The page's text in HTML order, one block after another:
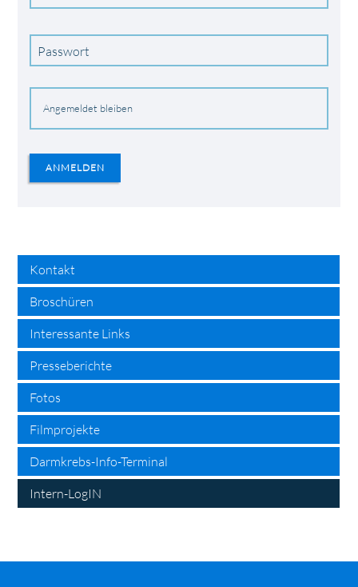
Passwort
Angemeldet bleiben
ANMELDEN
Kontakt
Broschüren
Interessante Links
Presseberichte
Fotos
Filmprojekte
Darmkrebs-Info-Terminal
Intern-LogIN
search